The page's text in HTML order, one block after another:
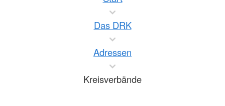
Das DRK
Adressen
Kreisverbände